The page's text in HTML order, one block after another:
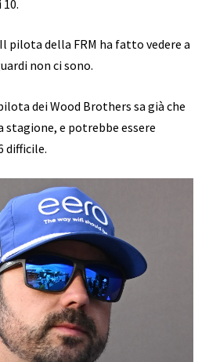
pilota della FRM ha fatto vedere a
non ci sono.
dei Wood Brothers sa già che
e potrebbe essere
difficile.